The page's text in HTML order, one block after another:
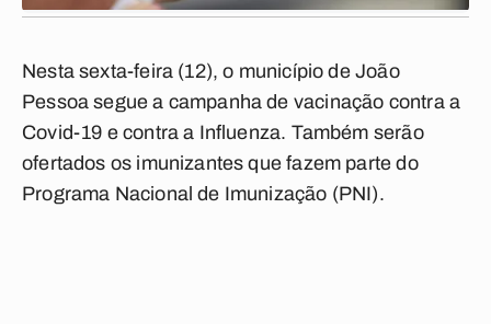
Nesta sexta-feira (12), o município de João
Pessoa segue a campanha de vacinação contra a
Covid-19 e contra a Influenza. Também serão
ofertados os imunizantes que fazem parte do
Programa Nacional de Imunização (PNI).